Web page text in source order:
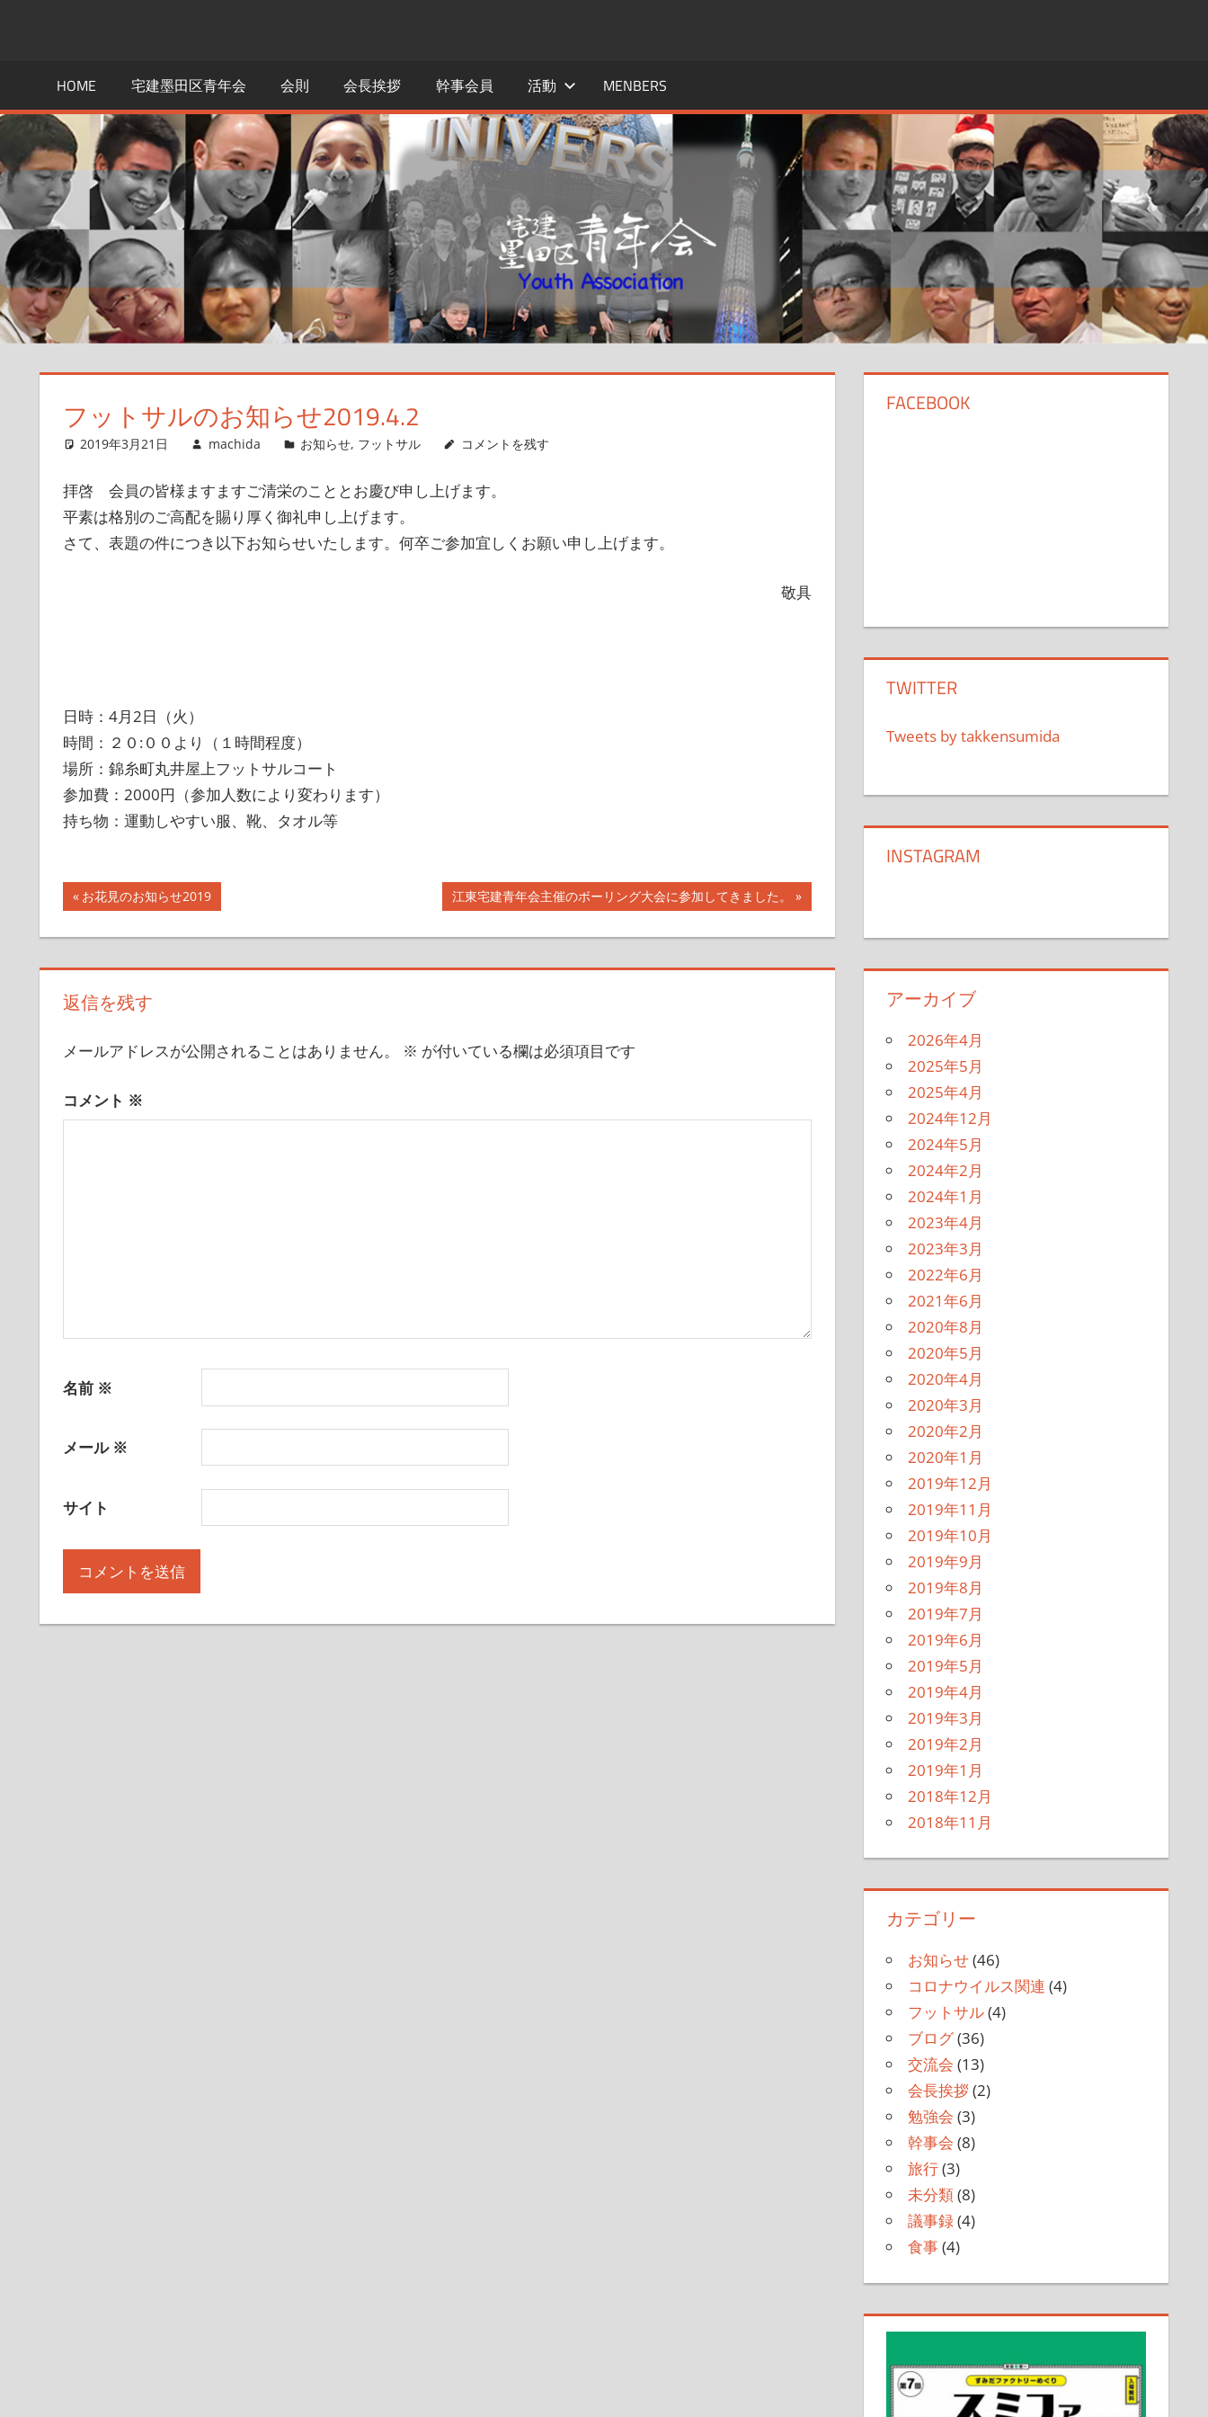
ツ
ス
キ
ッ
プ
建
墨
田
青
年
会
で
不
動
産
業
を
営
む
若
手
の
会
HOME 宅建墨田区青年会 会則 会長挨拶 幹事会員 活動 MENBERS
フットサルのお知らせ2019.4.2
2019年3月21日 machida お知らせ, フットサル コメントを残す
拝啓 会員の皆様ますますご清栄のこととお慶び申し上げます。
平素は格別のご高配を賜り厚く御礼申し上げます。
さて、表題の件につき以下お知らせいたします。何卒ご参加宜しくお願い申し上げます。
敬具
日時：4月2日（火）
時間：２０:００より（１時間程度）
場所：錦糸町丸井屋上フットサルコート
参加費：2000円（参加人数により変わります）
持ち物：運動しやすい服、靴、タオル等
投
稿
ナ
ビ
ゲ
シ
前
記
お花見のお知らせ2019
次
記
江東宅建青年会主催のボーリング大会に参加してきました。
返信を残す
メールアドレスが公開されることはありません。 ※ が付いている欄は必須項目です
コメント ※
名前 ※
メール ※
サイト
FACEBOOK
TWITTER
Tweets by takkensumida
INSTAGRAM
アーカイブ
2026年4月
2025年5月
2025年4月
2024年12月
2024年5月
2024年2月
2024年1月
2023年4月
2023年3月
2022年6月
2021年6月
2020年8月
2020年5月
2020年4月
2020年3月
2020年2月
2020年1月
2019年12月
2019年11月
2019年10月
2019年9月
2019年8月
2019年7月
2019年6月
2019年5月
2019年4月
2019年3月
2019年2月
2019年1月
2018年12月
2018年11月
カテゴリー
お知らせ(46)
コロナウイルス関連 (4)
フットサル(4)
ブログ(36)
交流会 (13)
会長挨拶(2)
勉強会 (3)
幹事会 (8)
旅行(3)
未分類(8)
議事録(4)
食事(4)